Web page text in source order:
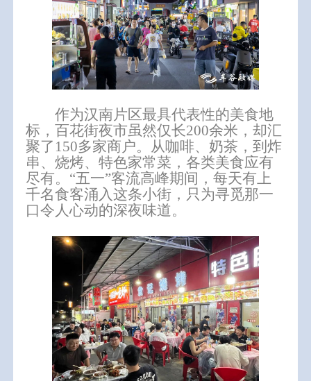
作为汉南片区最具代表性的美食地
标，百花街夜市虽然仅长200余米，却汇
聚了150多家商户。从咖啡、奶茶，到炸
串、烧烤、特色家常菜，各类美食应有
尽有。“五一”客流高峰期间，每天有上
千名食客涌入这条小街，只为寻觅那一
口令人心动的深夜味道。